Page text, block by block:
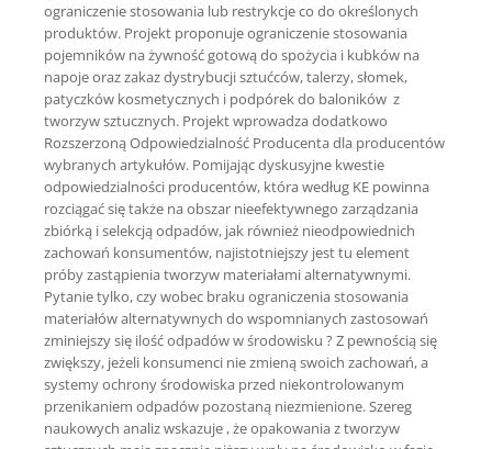
ograniczenie stosowania lub restrykcje co do określonych
produktów. Projekt proponuje ograniczenie stosowania
pojemników na żywność gotową do spożycia i kubków na
napoje oraz zakaz dystrybucji sztućców, talerzy, słomek,
patyczków kosmetycznych i podpórek do baloników z
tworzyw sztucznych. Projekt wprowadza dodatkowo
Rozszerzoną Odpowiedzialność Producenta dla producentów
wybranych artykułów. Pomijając dyskusyjne kwestie
odpowiedzialności producentów, która według KE powinna
rozciągać się także na obszar nieefektywnego zarządzania
zbiórką i selekcją odpadów, jak również nieodpowiednich
zachowań konsumentów, najistotniejszy jest tu element
próby zastąpienia tworzyw materiałami alternatywnymi.
Pytanie tylko, czy wobec braku ograniczenia stosowania
materiałów alternatywnych do wspomnianych zastosowań
zminiejszy się ilość odpadów w środowisku ? Z pewnością się
zwiększy, jeżeli konsumenci nie zmieną swoich zachowań, a
systemy ochrony środowiska przed niekontrolowanym
przenikaniem odpadów pozostaną niezmienione. Szereg
naukowych analiz wskazuje , że opakowania z tworzyw